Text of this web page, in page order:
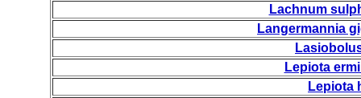
Lachnum
Langermannia
Lepiota
Lepiota